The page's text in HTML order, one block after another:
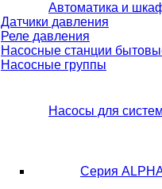
Автоматика и
Датчики давления
Реле давления
Насосные станции
Насосные группы
Насосы для
Серия